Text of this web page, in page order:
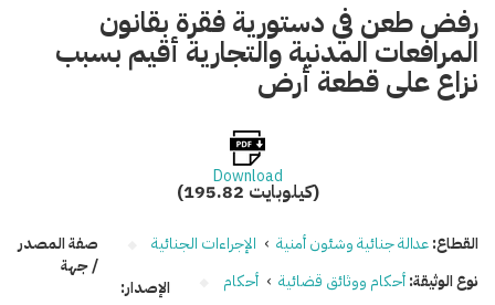
رفض طعن في دستورية فقرة بقانون
المرافعات المدنية والتجارية أقيم بسبب
نزاع على قطعة أرض
Download
(195.82 كيلوبايت)
القطاع:عدالة جنائية وشئون أمنية › الإجراءات الجنائية
نوع الوثيقة:أحكام ووثائق قضائية › أحكام
صفة المصدر
/ جهة
الإصدار: